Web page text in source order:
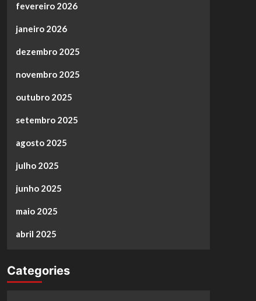
fevereiro 2026
janeiro 2026
dezembro 2025
novembro 2025
outubro 2025
setembro 2025
agosto 2025
julho 2025
junho 2025
maio 2025
abril 2025
Categories